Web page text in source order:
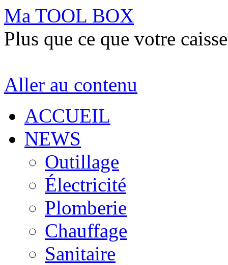
Ma TOOL BOX
Plus que ce que votre
Aller au contenu
ACCUEIL
NEWS
Outillage
Électricité
Plomberie
Chauffage
Sanitaire